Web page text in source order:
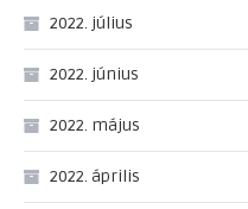
2022. július
2022. június
2022. május
2022. április